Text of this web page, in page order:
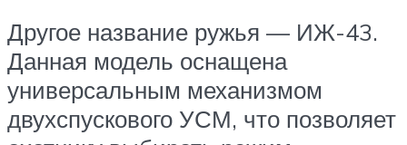
Другое название ружья — ИЖ-43.
Данная модель оснащена
универсальным механизмом
двухспускового УСМ, что позволяет